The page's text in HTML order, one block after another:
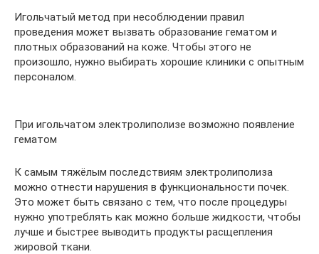
Игольчатый метод при несоблюдении правил
проведения может вызвать образование гематом и
плотных образований на коже. Чтобы этого не
произошло, нужно выбирать хорошие клиники с опытным
персоналом.
При игольчатом электролиполизе возможно появление
гематом
К самым тяжёлым последствиям электролиполиза
можно отнести нарушения в функциональности почек.
Это может быть связано с тем, что после процедуры
нужно употреблять как можно больше жидкости, чтобы
лучше и быстрее выводить продукты расщепления
жировой ткани.